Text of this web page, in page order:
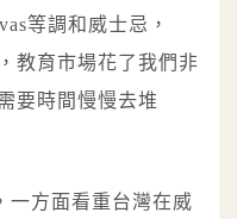
等調和威士忌，
教育市場花了我們非
要時間慢慢去堆
一方面看重台灣在威